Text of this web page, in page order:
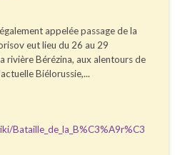
appelée passage de la
eut lieu du 26 au 29
rivière Bérézina, aux alentours de
Biélorussie,...
Bataille_de_la_B%C3%A9r%C3